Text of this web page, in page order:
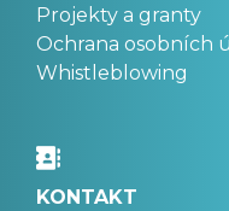
Projekty a granty
Ochrana osobních
Whistleblowing
KONTAKT